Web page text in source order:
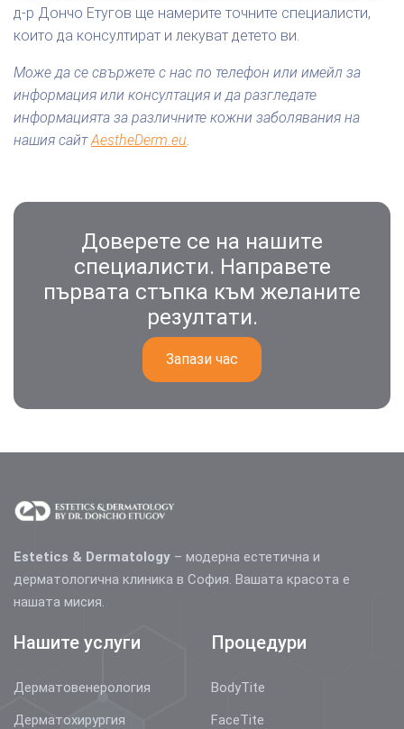
д-р Дончо Етугов ще намерите точните специалисти,
които да консултират и лекуват детето ви.
Може да се свържете с нас по телефон или имейл за
информация или консултация и да разгледате
информацията за различните кожни заболявания на
нашия сайтAestheDerm.eu.
Доверете се на нашите
специалисти. Направете
първата стъпка към желаните
резултати.
Запази час
Estetics & Dermatology – модерна естетична и
дерматологична клиника в София. Вашата красота е
нашата мисия.
Нашите услуги
Дерматовенерология
Дерматохирургия
Процедури
BodyTite
FaceTite